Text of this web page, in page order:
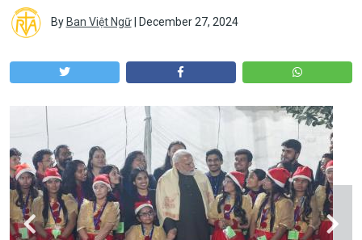
By Ban Việt Ngữ| December 27, 2024